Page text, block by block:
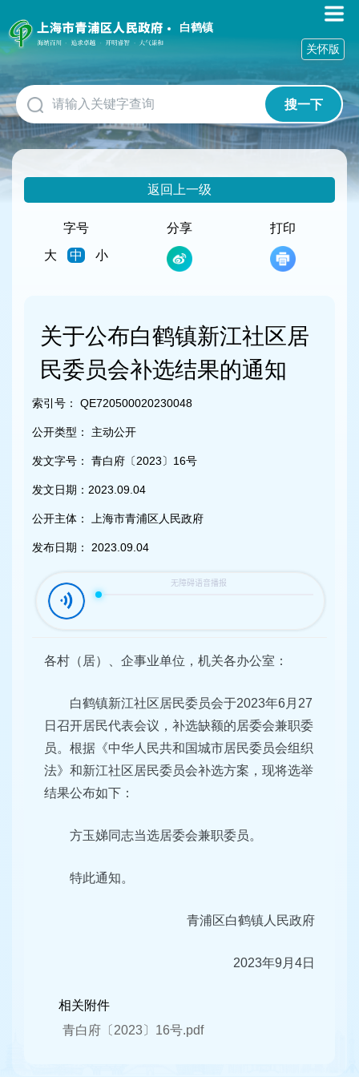
障
碍
作
说
明
跳
到
网
白鹤镇
搜一下
关怀版
返回上一级
字号
大
中 小
分享 打印
关于公布白鹤镇新江社区居
民委员会补选结果的通知
索引号： QE720500020230048
公开类型： 主动公开
发文字号： 青白府〔2023〕16号
发文日期： 2023.09.04
公开主体： 上海市青浦区人民政府
发布日期： 2023.09.04
各村（居）、企事业单位，机关各办公室：
白鹤镇新江社区居民委员会于2023年6月27
日召开居民代表会议，补选缺额的居委会兼职委
员。根据《中华人民共和国城市居民委员会组织
法》和新江社区居民委员会补选方案，现将选举
结果公布如下：
方玉娣同志当选居委会兼职委员。
特此通知。
青浦区白鹤镇人民政府
2023年9月4日
相关附件
青白府〔2023〕16号.pdf